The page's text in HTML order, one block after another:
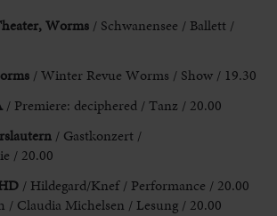
Worms / Schwanensee / Ballett /
/ Winter Revue Worms / Show / 19.30
/ Premiere: deciphered / Tanz / 20.00
/ Gastkonzert /
/ 20.00
/ Hildegard/Knef / Performance / 20.00
/ Claudia Michelsen / Lesung / 20.00